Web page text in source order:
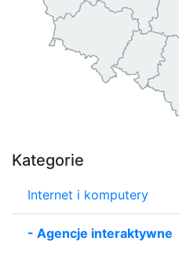
Kategorie
Internet i komputery
- Agencje interaktywne